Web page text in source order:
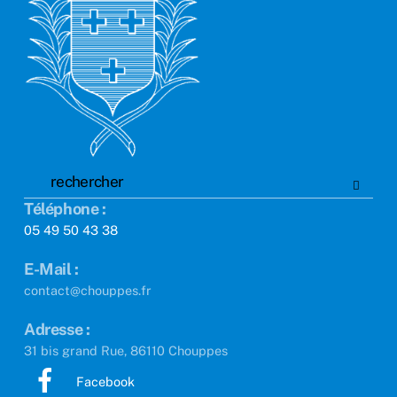
Téléphone :
05 49 50 43 38
E-Mail :
contact@chouppes.fr
Adresse :
31 bis grand Rue, 86110 Chouppes
Facebook